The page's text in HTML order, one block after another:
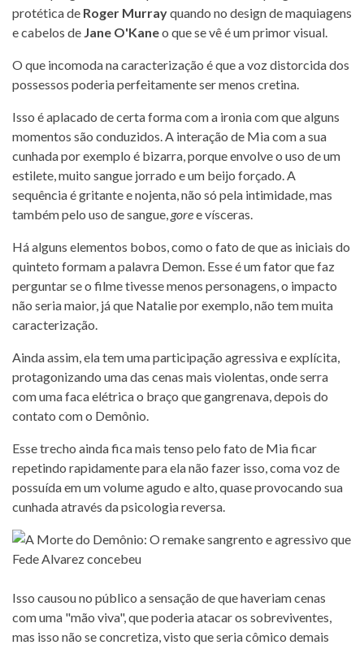
protética de Roger Murrayquando no design de maquiagens
e cabelos de Jane O'Kaneo que se vê é um primor visual.
O que incomoda na caracterização é que a voz distorcida dos
possessos poderia perfeitamente ser menos cretina.
Isso é aplacado de certa forma com a ironia com que alguns
momentos são conduzidos. A interação de Mia com a sua
cunhada por exemplo é bizarra, porque envolve o uso de um
estilete, muito sangue jorrado e um beijo forçado. A
sequência é gritante e nojenta, não só pela intimidade, mas
também pelo uso de sangue, goree vísceras.
Há alguns elementos bobos, como o fato de que as iniciais do
quinteto formam a palavra Demon. Esse é um fator que faz
perguntar se o filme tivesse menos personagens, o impacto
não seria maior, já que Natalie por exemplo, não tem muita
caracterização.
Ainda assim, ela tem uma participação agressiva e explícita,
protagonizando uma das cenas mais violentas, onde serra
com uma faca elétrica o braço que gangrenava, depois do
contato com o Demônio.
Esse trecho ainda fica mais tenso pelo fato de Mia ficar
repetindo rapidamente para ela não fazer isso, coma voz de
possuída em um volume agudo e alto, quase provocando sua
cunhada através da psicologia reversa.
Isso causou no público a sensação de que haveriam cenas
com uma "mão viva", que poderia atacar os sobreviventes,
mas isso não se concretiza, visto que seria cômico demais